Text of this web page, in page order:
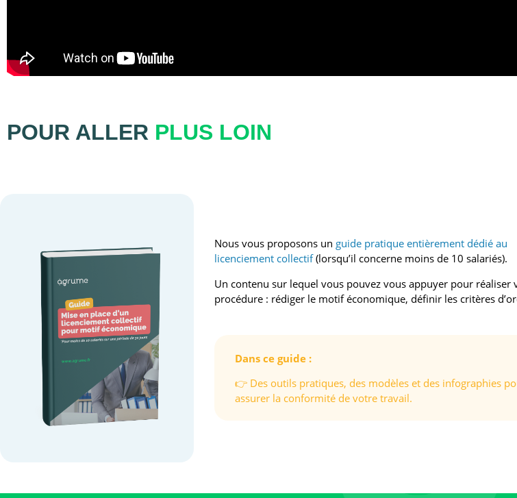
POUR ALLER PLUS LOIN
Nous vous proposons un guide pratique entièrement dédié au
licenciement collectif(lorsqu’il concerne moins de 10 salariés).
Un contenu sur lequel vous pouvez vous appuyer pour réaliser
procédure : rédiger le motif économique, définir les critères
Dans ce guide :
👉 Des outils pratiques, des modèles et des infographies
assurer la conformité de votre travail.